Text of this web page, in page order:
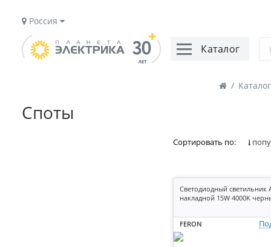
Россия
Каталог
/
Споты
Сортировать по:
Светодиодный светильник
накладной 15W 4000K
FERON